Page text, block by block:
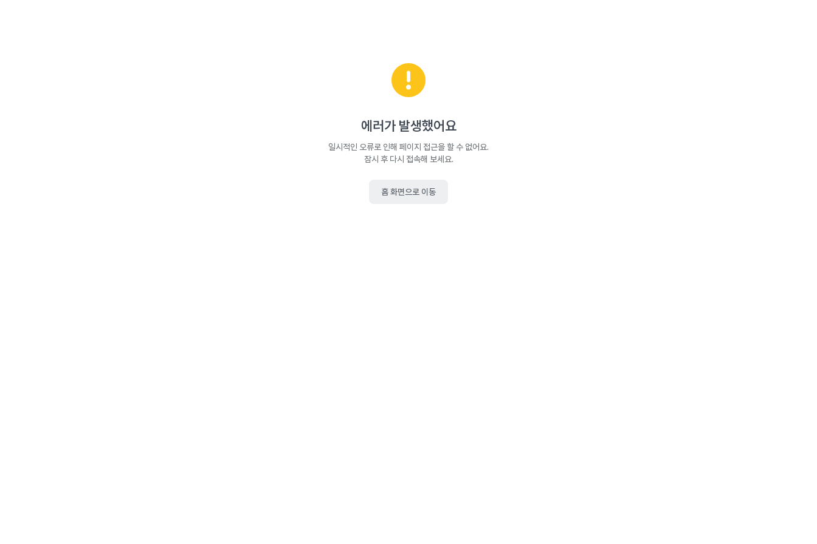
에러가 발생했어요
일시적인 오류로 인해 페이지 접근을 할 수 없어요.
잠시 후 다시 접속해 보세요.
홈 화면으로 이동